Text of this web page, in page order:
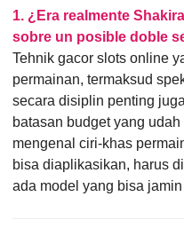
1. ¿Era realmente
sobre un posible doble
Tehnik gacor slots online
permainan, termaksud
secara disiplin penting
batasan budget yang
mengenal ciri-khas
bisa diaplikasikan, harus
ada model yang bisa